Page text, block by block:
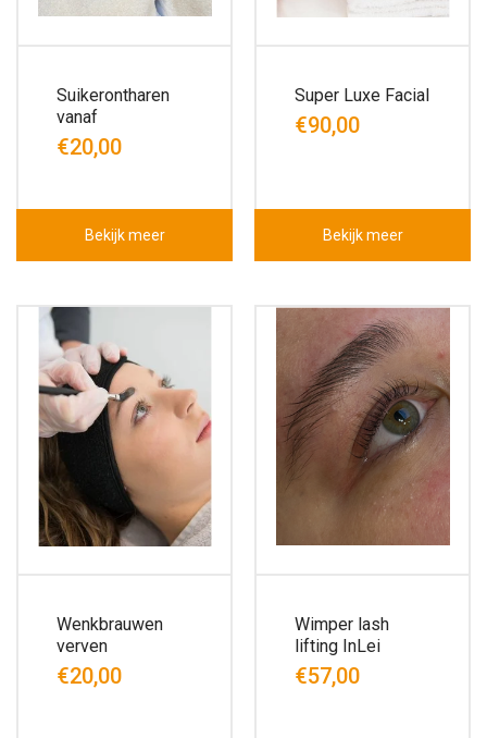
Suikerontharen
vanaf
€20,00
Bekijk meer
Super Luxe Facial
€90,00
Bekijk meer
Wenkbrauwen
verven
€20,00
Wimper lash
lifting InLei
€57,00